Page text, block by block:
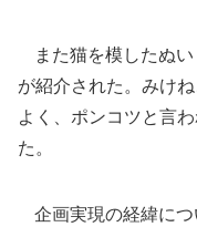
また猫を模したぬい
が紹介された。みけ
よく、ポンコツと言
た。
企画実現の経緯につ